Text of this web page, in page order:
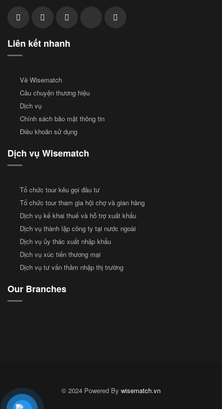
Liên kết nhanh
Về Wisematch
Câu chuyện thương hiệu
Dịch vụ
Chính sách bảo mật thông tin
Điều khoản sử dụng
Dịch vụ Wisematch
Tổ chức tour kêu gọi đầu tư
Tổ chức tour tham gia hội chợ và gian hàng
Dịch vụ kế khai thuế và hỗ trợ xuất khẩu
Dịch vụ thành lập công ty tại nước ngoài
Dịch vụ ủy thác xuất nhập khẩu
Dịch vụ xúc tiến thương mại
Dịch vụ tư vấn thâm nhập thị trường
Our Branches
© 2024 Powered By wisematch.vn